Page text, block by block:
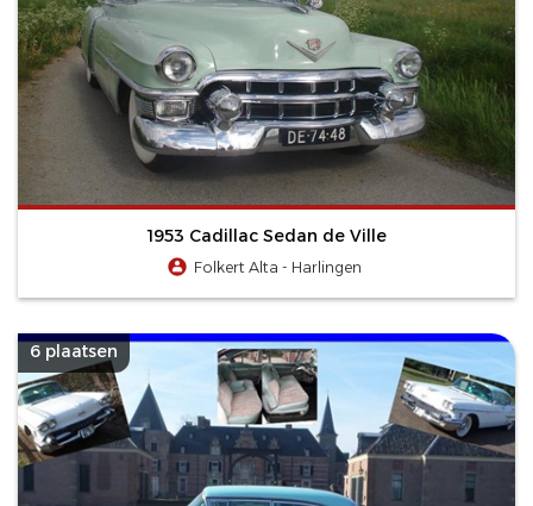
1953 Cadillac Sedan de Ville
Folkert Alta - Harlingen
6 plaatsen